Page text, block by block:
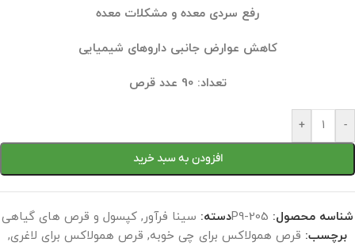
رفع سردی معده و مشکلات معده
کاهش عوارض جانبی داروهای شیمیایی
تعداد: 90 عدد قرص
-
+
افزودن به سبد خرید
شناسه محصول: P9-205دسته: سینا فرآور, کپسول و قرص های گیاهی
برچسب: قرص همولاکس برای چی خوبه, قرص همولاکس برای لاغری,